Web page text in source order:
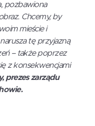
pozbawiona
Chcemy, by
mieście i
tę przyjazną
– także poprzez
z konsekwencjami
prezes zarządu